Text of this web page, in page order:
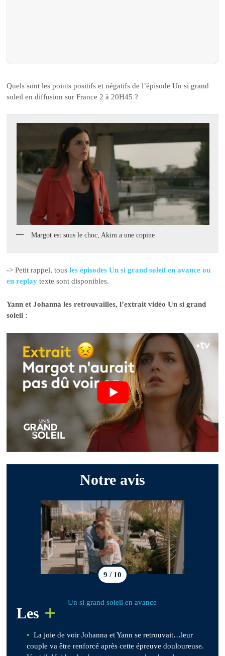
Quels sont les points positifs et négatifs de l’épisode Un si grand
soleil en diffusion sur France 2 à 20H45 ?
Margot est sous le choc, Akim a une copine
-> Petit rappel, tousles épisodes Un si grand soleil en avance ou
en replay texte sont disponibles.
Yann et Johanna les retrouvailles, l’extrait vidéo Un si grand
soleil :
Notre avis
9 / 10
Un si grand soleil en avance
Les +
La joie de voir Johanna et Yann se retrouvait…leur
couple va être renforcé après cette épreuve douloureuse.